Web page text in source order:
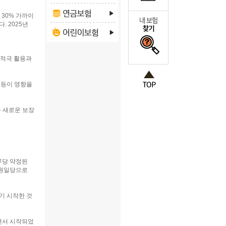
가까이
. 2025년
극 활용과
이 영향을
새로운 보장
약정된
일당으로
시작한 것
시작되었